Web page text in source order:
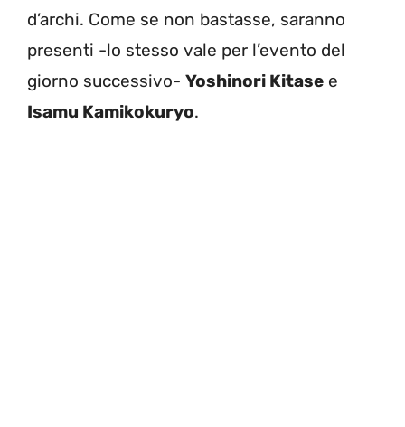
d’archi. Come se non bastasse, saranno
presenti -lo stesso vale per l’evento del
giorno successivo- Yoshinori Kitase e
Isamu Kamikokuryo.